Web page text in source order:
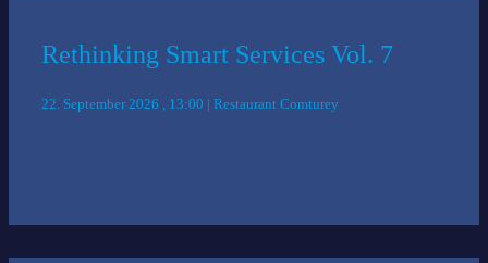
Rethinking Smart Services Vol. 7
22. September 2026 , 13:00 | Restaurant Comturey